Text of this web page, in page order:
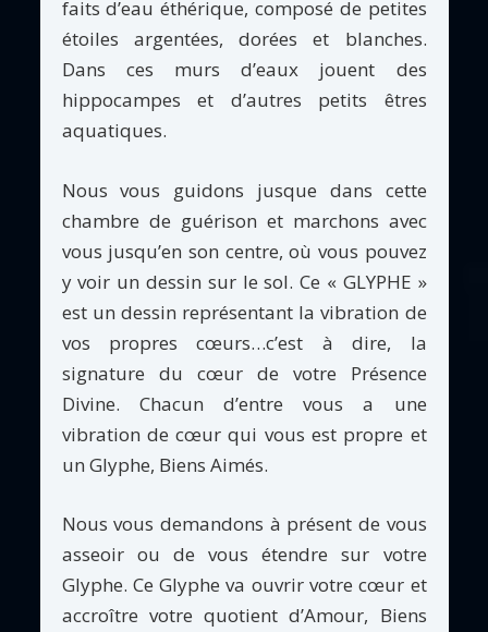
faits d’eau éthérique, composé de petites
étoiles argentées, dorées et blanches.
Dans ces murs d’eaux jouent des
hippocampes et d’autres petits êtres
aquatiques.
Nous vous guidons jusque dans cette
chambre de guérison et marchons avec
vous jusqu’en son centre, où vous pouvez
y voir un dessin sur le sol. Ce « GLYPHE »
est un dessin représentant la vibration de
vos propres cœurs…c’est à dire, la
signature du cœur de votre Présence
Divine. Chacun d’entre vous a une
vibration de cœur qui vous est propre et
un Glyphe, Biens Aimés.
Nous vous demandons à présent de vous
asseoir ou de vous étendre sur votre
Glyphe. Ce Glyphe va ouvrir votre cœur et
accroître votre quotient d’Amour, Biens